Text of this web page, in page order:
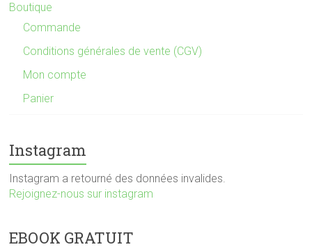
Boutique
Commande
Conditions générales de vente (CGV)
Mon compte
Panier
Instagram
Instagram a retourné des données invalides.
Rejoignez-nous sur instagram
EBOOK GRATUIT